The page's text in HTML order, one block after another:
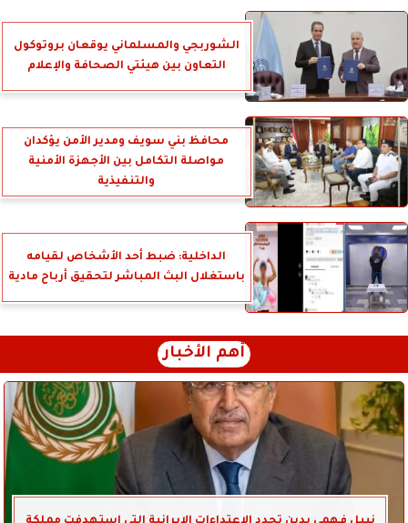
الشوربجي والمسلماني يوقعان بروتوكول
التعاون بين هيئتي الصحافة والإعلام
محافظ بني سويف ومدير الأمن يؤكدان
مواصلة التكامل بين الأجهزة الأمنية
والتنفيذية
الداخلية: ضبط أحد الأشخاص لقيامه
باستغلال البث المباشر لتحقيق أرباح مادية
أهم الأخبار